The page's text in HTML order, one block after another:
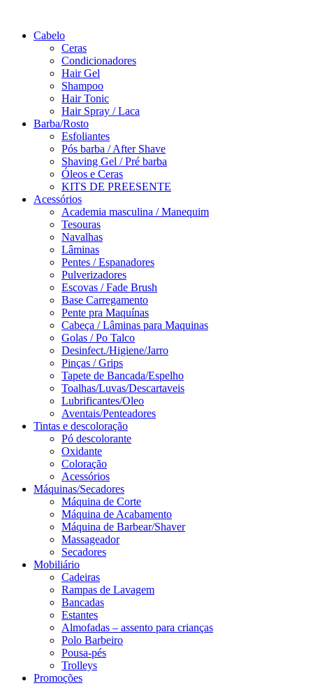
Cabelo
Ceras
Condicionadores
Hair Gel
Shampoo
Hair Tonic
Hair Spray / Laca
Barba/Rosto
Esfoliantes
Pós barba / After Shave
Shaving Gel / Pré barba
Óleos e Ceras
KITS DE PREESENTE
Acessórios
Academia masculina / Manequim
Tesouras
Navalhas
Lâminas
Pentes / Espanadores
Pulverizadores
Escovas / Fade Brush
Base Carregamento
Pente pra Maquínas
Cabeça / Lâminas para Maquinas
Golas / Po Talco
Desinfect./Higiene/Jarro
Pinças / Grips
Tapete de Bancada/Espelho
Toalhas/Luvas/Descartaveis
Lubrificantes/Oleo
Aventais/Penteadores
Tintas e descoloração
Pó descolorante
Oxidante
Coloração
Acessórios
Máquinas/Secadores
Máquina de Corte
Máquina de Acabamento
Máquina de Barbear/Shaver
Massageador
Secadores
Mobiliário
Cadeiras
Rampas de Lavagem
Bancadas
Estantes
Almofadas – assento para crianças
Polo Barbeiro
Pousa-pés
Trolleys
Promoções